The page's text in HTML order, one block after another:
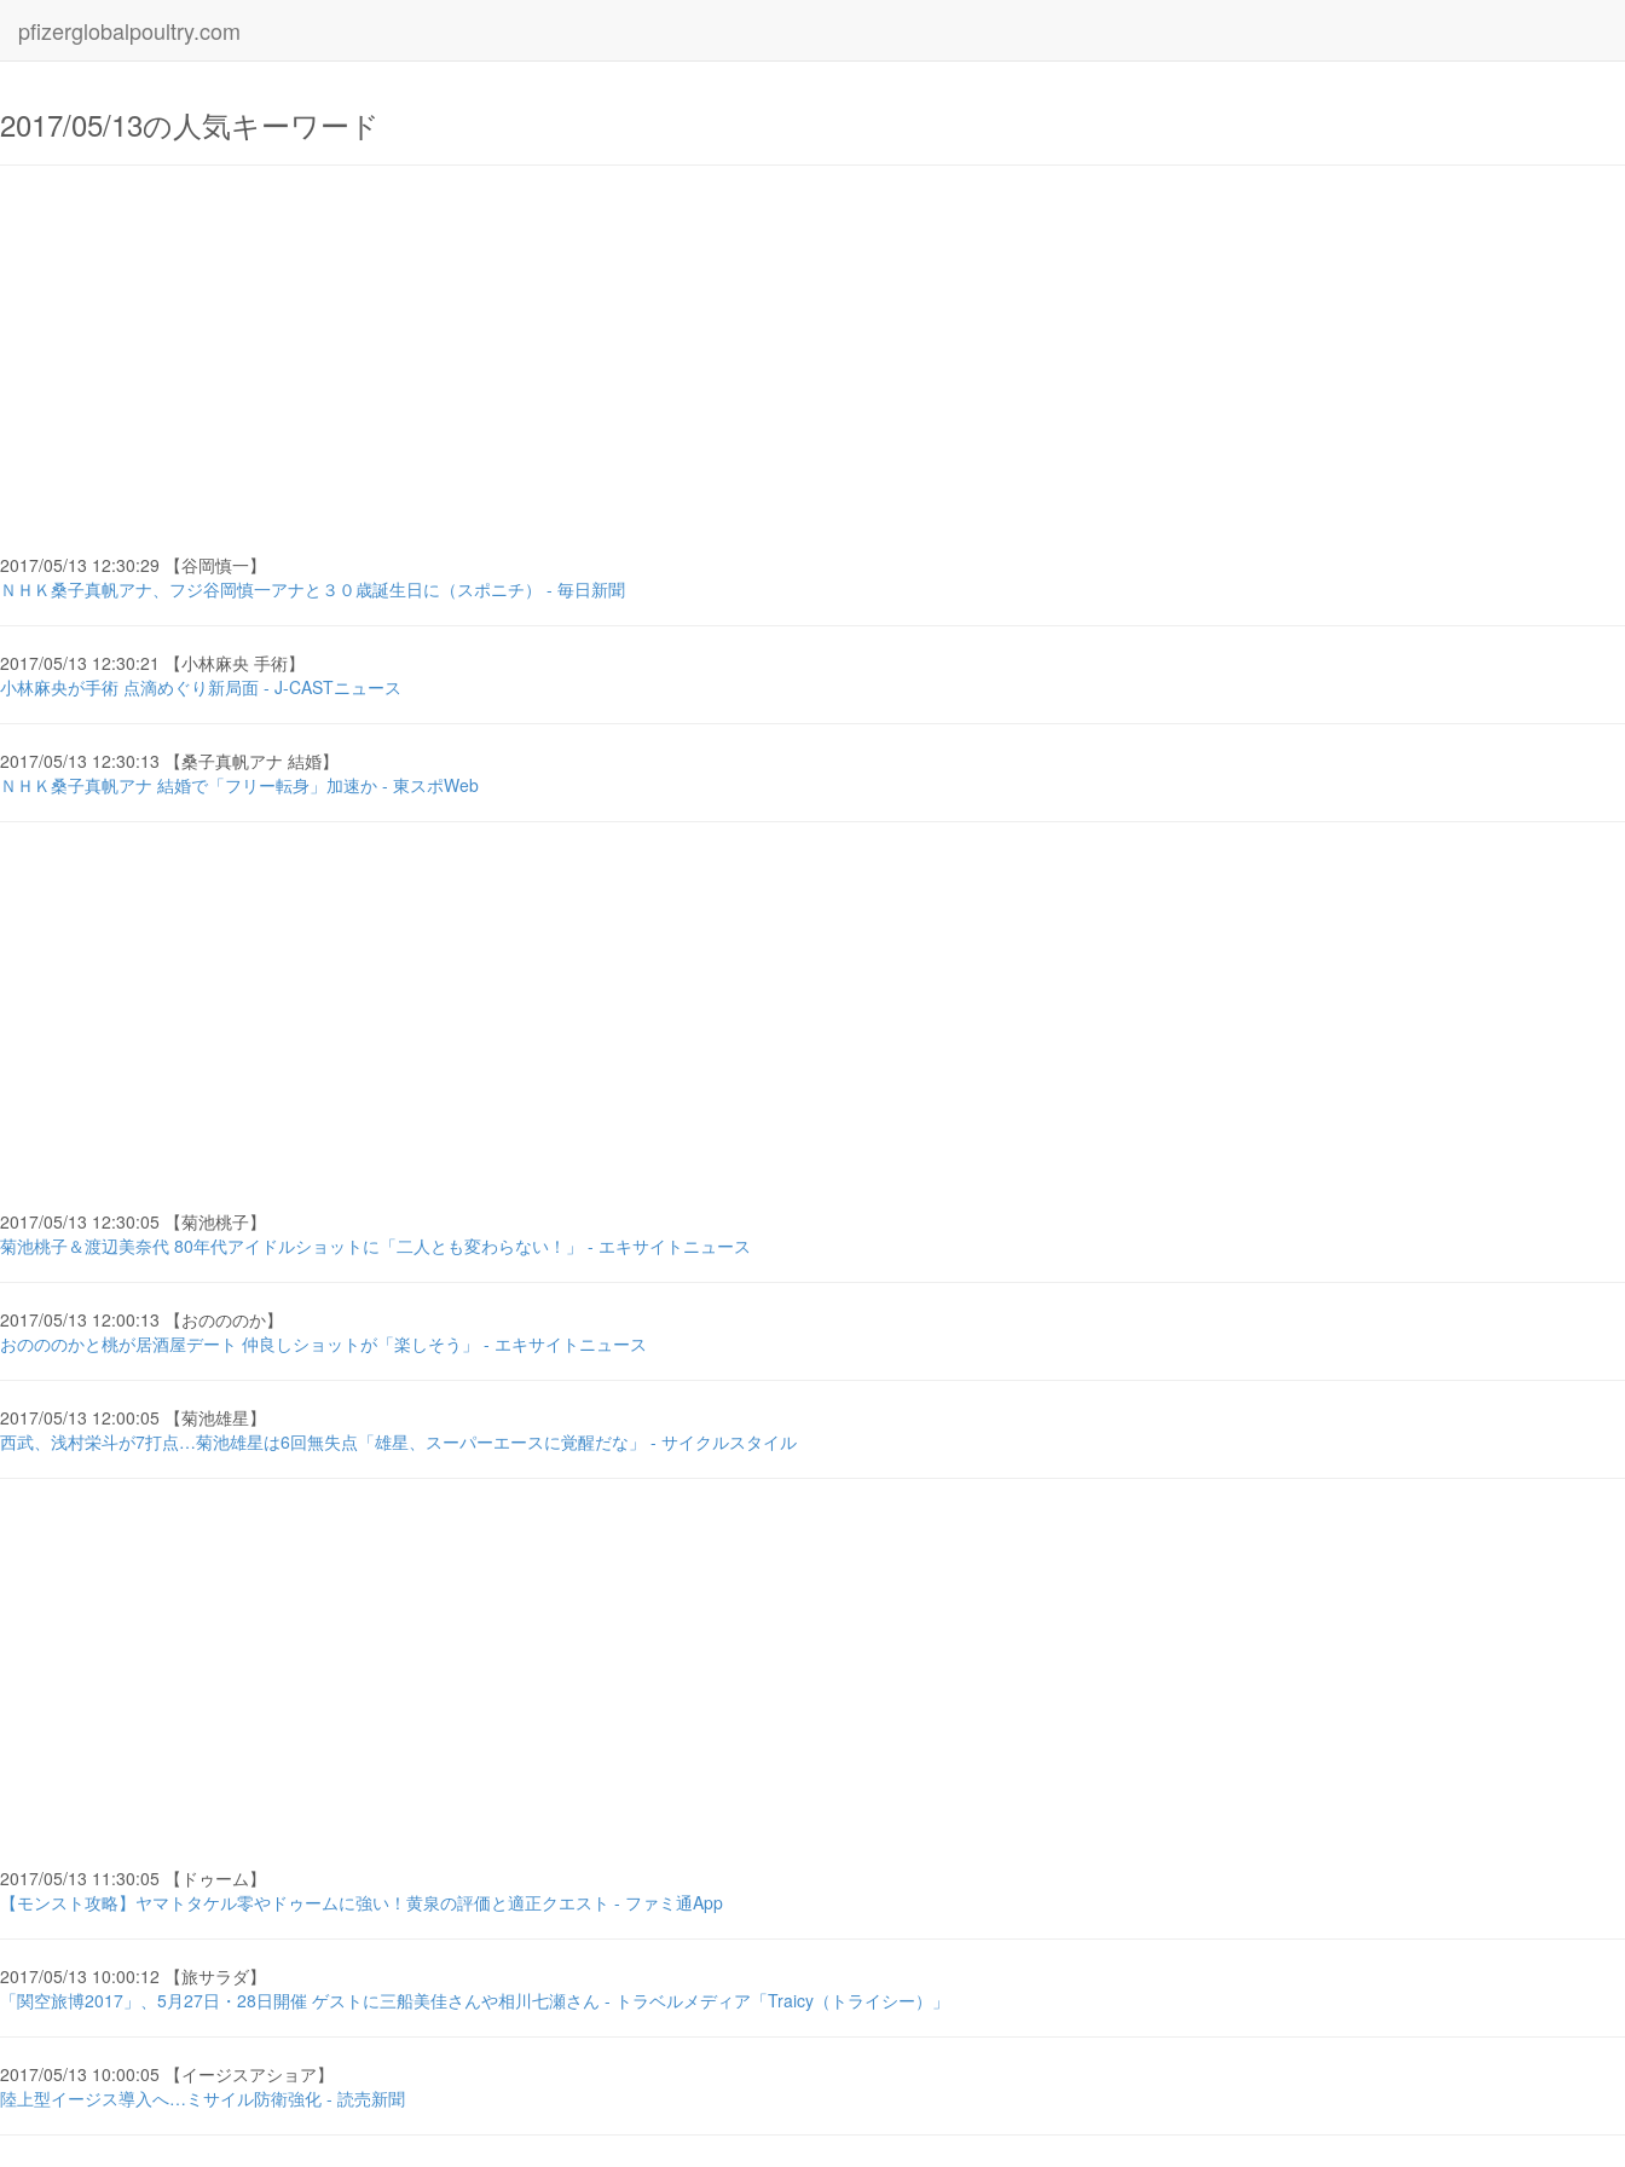
pfizerglobalpoultry.com
2017/05/13の人気キーワード
2017/05/13 12:30:29 【谷岡慎一】
ＮＨＫ桑子真帆アナ、フジ谷岡慎一アナと３０歳誕生日に（スポニチ） - 毎日新聞
2017/05/13 12:30:21 【小林麻央 手術】
小林麻央が手術 点滴めぐり新局面 - J-CASTニュース
2017/05/13 12:30:13 【桑子真帆アナ 結婚】
ＮＨＫ桑子真帆アナ 結婚で「フリー転身」加速か - 東スポWeb
2017/05/13 12:30:05 【菊池桃子】
菊池桃子＆渡辺美奈代 80年代アイドルショットに「二人とも変わらない！」 - エキサイトニュース
2017/05/13 12:00:13 【おのののか】
おのののかと桃が居酒屋デート 仲良しショットが「楽しそう」 - エキサイトニュース
2017/05/13 12:00:05 【菊池雄星】
西武、浅村栄斗が7打点…菊池雄星は6回無失点「雄星、スーパーエースに覚醒だな」 - サイクルスタイル
2017/05/13 11:30:05 【ドゥーム】
【モンスト攻略】ヤマトタケル零やドゥームに強い！黄泉の評価と適正クエスト - ファミ通App
2017/05/13 10:00:12 【旅サラダ】
「関空旅博2017」、5月27日・28日開催 ゲストに三船美佳さんや相川七瀬さん - トラベルメディア「Traicy（トライシー）」
2017/05/13 10:00:05 【イージスアショア】
陸上型イージス導入へ…ミサイル防衛強化 - 読売新聞